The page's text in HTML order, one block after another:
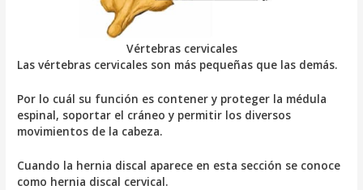
Vértebras cervicales
Las vértebras cervicales son más pequeñas que las demás.
Por lo cuál su función es contener y proteger la médula
espinal, soportar el cráneo y permitir los diversos
movimientos de la cabeza.
Cuando la hernia discal aparece en esta sección se conoce
como hernia discal cervical.